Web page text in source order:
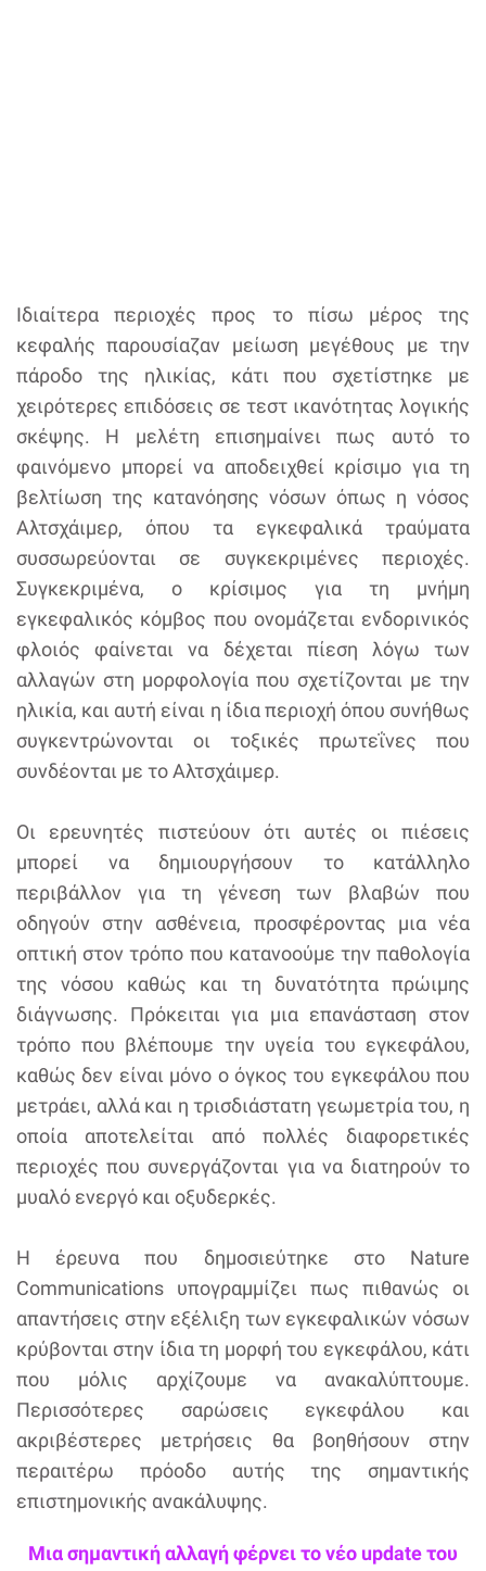
Ιδιαίτερα περιοχές προς το πίσω μέρος της
κεφαλής παρουσίαζαν μείωση μεγέθους με την
πάροδο της ηλικίας, κάτι που σχετίστηκε με
χειρότερες επιδόσεις σε τεστ ικανότητας λογικής
σκέψης. Η μελέτη επισημαίνει πως αυτό το
φαινόμενο μπορεί να αποδειχθεί κρίσιμο για τη
βελτίωση της κατανόησης νόσων όπως η νόσος
Αλτσχάιμερ, όπου τα εγκεφαλικά τραύματα
συσσωρεύονται σε συγκεκριμένες περιοχές.
Συγκεκριμένα, ο κρίσιμος για τη μνήμη
εγκεφαλικός κόμβος που ονομάζεται ενδορινικός
φλοιός φαίνεται να δέχεται πίεση λόγω των
αλλαγών στη μορφολογία που σχετίζονται με την
ηλικία, και αυτή είναι η ίδια περιοχή όπου συνήθως
συγκεντρώνονται οι τοξικές πρωτεΐνες που
συνδέονται με το Αλτσχάιμερ.
Οι ερευνητές πιστεύουν ότι αυτές οι πιέσεις
μπορεί να δημιουργήσουν το κατάλληλο
περιβάλλον για τη γένεση των βλαβών που
οδηγούν στην ασθένεια, προσφέροντας μια νέα
οπτική στον τρόπο που κατανοούμε την παθολογία
της νόσου καθώς και τη δυνατότητα πρώιμης
διάγνωσης. Πρόκειται για μια επανάσταση στον
τρόπο που βλέπουμε την υγεία του εγκεφάλου,
καθώς δεν είναι μόνο ο όγκος του εγκεφάλου που
μετράει, αλλά και η τρισδιάστατη γεωμετρία του, η
οποία αποτελείται από πολλές διαφορετικές
περιοχές που συνεργάζονται για να διατηρούν το
μυαλό ενεργό και οξυδερκές.
Η έρευνα που δημοσιεύτηκε στο Nature
Communications υπογραμμίζει πως πιθανώς οι
απαντήσεις στην εξέλιξη των εγκεφαλικών νόσων
κρύβονται στην ίδια τη μορφή του εγκεφάλου, κάτι
που μόλις αρχίζουμε να ανακαλύπτουμε.
Περισσότερες σαρώσεις εγκεφάλου και
ακριβέστερες μετρήσεις θα βοηθήσουν στην
περαιτέρω πρόοδο αυτής της σημαντικής
επιστημονικής ανακάλυψης.
Μια σημαντική αλλαγή φέρνει το νέο update του